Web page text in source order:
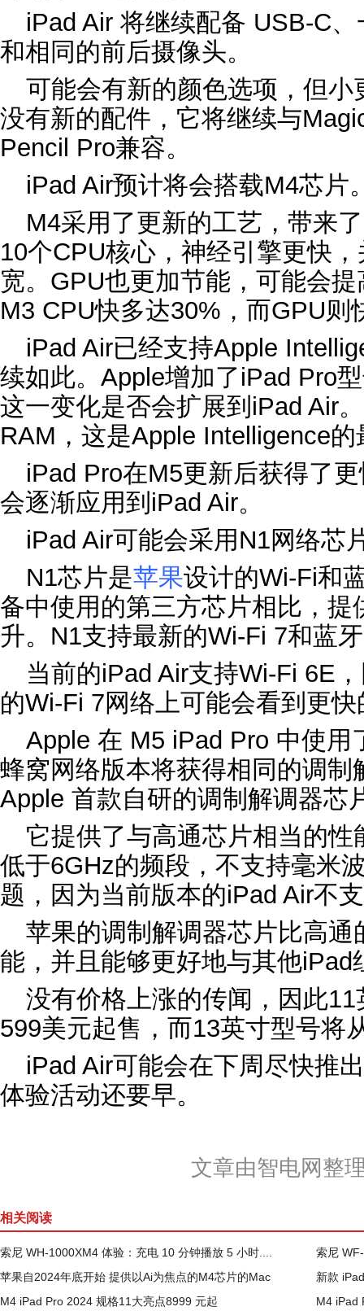
‌iPad Air‌ 将继续配备 USB-C
和相同的前后摄像头。
可能会有新的颜色选项，但
没有新的配件，它将继续与
Pencil Pro兼容。
‌iPad Air‌预计将会搭载M4芯片
M4采用了更新的工艺，带来
10个CPU核心，神经引擎更快
宽。GPU也更加节能，可能会
M3 CPU快多达30%，而GPU则
‌iPad Air‌已经支持Apple
续如此。Apple增加了‌iPad Pro‌
这一变化是否会扩展到‌iPad Air‌
RAM，这是‌Apple Intelligence‌
‌iPad Pro‌在M5更新后获得了
会逐渐应用到‌iPad Air‌。
‌iPad Air‌可能会采用N1网络芯
N1芯片是苹果设计的Wi-Fi和
备中使用的第三方芯片相比，
升。N1支持最新的Wi-Fi 7和蓝
当前的‌iPad Air‌支持Wi-Fi 6E
的Wi-Fi 7网络上可能会看到更
Apple 在 M5 ‌iPad Pro‌ 中使用
蜂窝网络版本将获得相同的调制
Apple 首款自研的调制解调器芯
它提供了与高通芯片相当的
低于6GHz的频段，不支持毫米
题，因为当前版本的iPad Air不
苹果的调制解调器芯片比高
能，并且能够更好地与其他‌iPad‌
没有价格上涨的传闻，因此
599美元起售，而13英寸型号将
‌iPad Air‌可能会在下周尽快推
体验活动还要早。
文章由智电网整
相关阅读
索尼 WH-1000XM4 体验：充电 10 分钟播放 5 小时....
索尼
苹果自2024年底开始 提供以Ai为焦点的M4芯片的Mac
新款
M4 iPad Pro 2024 规格11大亮点8999 元起
M4 iPad